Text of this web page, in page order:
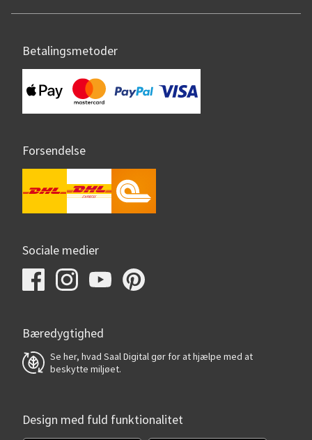
Betalingsmetoder
Forsendelse
Sociale medier
Bæredygtighed
Se her, hvad Saal Digital gør for at hjælpe med at
beskytte miljøet.
Design med fuld funktionalitet